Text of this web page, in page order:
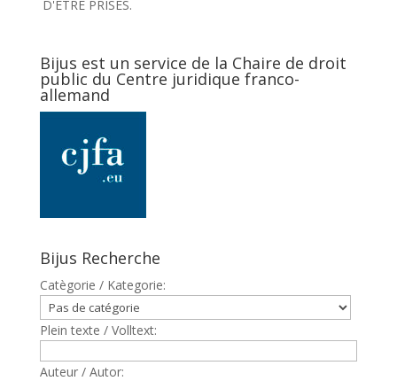
D'ETRE PRISES.
Bijus est un service de la Chaire de droit
public du Centre juridique franco-
allemand
Bijus Recherche
Catègorie / Kategorie:
Plein texte / Volltext:
Auteur / Autor: